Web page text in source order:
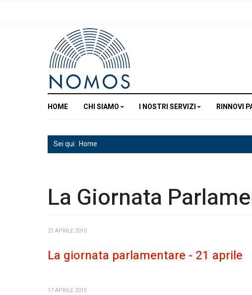
HOME CHI SIAMO I NOSTRI SERVIZI RINNOVI
Sei qui: Home
La Giornata
21 APRILE 2015
La giornata parlamentare - 21 aprile
17 APRILE 2015